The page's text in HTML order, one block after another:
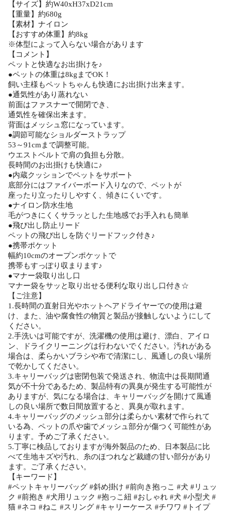
【サイズ】約W40xH37xD21cm
【重量】約680g
【素材】ナイロン
【おすすめ体重】約8kg
※体型によって入らない場合があります
【コメント】
ペットと快適なお出掛けを♪
●ペットの体重は8kgまでOK！
飼い主様もペットちゃんも快適にお出掛け出来ます。
●通気性があり蒸れない
前面はファスナーで開閉でき、
通気性を確保出来ます。
背面はメッシュ窓になっています。
●調節可能なショルダーストラップ
53～91cmまで調整可能。
ウエストベルトで肩の負担も分散。
長時間のお出掛けも快適に♪
●内蔵クッションでペットをサポート
底部分にはファイバーボード入りなので、ペットが
座ったり立ったりしやすく、傾きにくいです。
●ナイロン防水生地
毛がつきにくくサラッとした生地感でお手入れも簡単
●飛び出し防止リード
ペットの飛び出しを防ぐリードフック付き♪
●携帯ポケット
幅約10cmのオープンポケットで
携帯もすっぽり収まります♪
●マナー袋取り出し口
マナー袋をサッと取り出せる便利な取り出し口付き☆
【ご注意】
1.長時間の直射日光やホットヘアドライヤーでの使用は避
け、また、油や腐食性の物質と製品が接触しないようにして
ください。
2.手洗いは可能ですが、洗濯機の使用は避け、漂白、アイロ
ン、ドライクリーニングは行わないでください。汚れがある
場合は、柔らかいブラシや布で清潔にし、風通しの良い場所
で乾かしてください。
3.キャリーバッグは密閉包装で発送され、物流中は長期間通
気が不十分であるため、製品特有の異臭が発生する可能性が
ありますが、気になる場合は、キャリーバッグを開けて風通
しの良い場所で数日間放置すると、異臭が取れます。
4.キャリーバッグのメッシュ部分は柔らかい素材で作られて
いる為、ペットの爪や歯でメッシュ部分が傷つく可能性があ
ります。予めご了承ください。
5.丁寧に検品しておりますが海外製品のため、日本製品に比
べて生地キズや汚れ、糸のほつれなど裁縫の甘い部分があり
ます。ご了承ください。
【キーワード】
#ペットキャリーバッグ #斜め掛け #前向き抱っこ #犬 #リュッ
ク #前抱き #犬用リュック #抱っこ紐 #おしゃれ #犬 #小型犬 #
猫 #ネコ #ねこ #スリング #キャリーケース #チワワ #トイプ